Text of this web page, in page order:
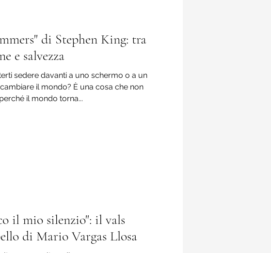
di Stephen King: tra
e salvezza
sedere davanti a uno schermo o a un
il mondo? È una cosa che non
il mondo torna...
il mio silenzio": il vals
di Mario Vargas Llosa